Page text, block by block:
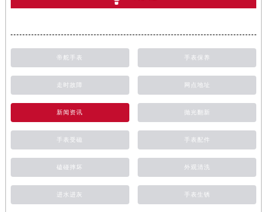
帝舵手表 手表保养
走时故障 网点地址
新闻资讯 抛光翻新
手表受磁 手表配件
磕碰摔坏 外观清洗
进水进灰 手表生锈